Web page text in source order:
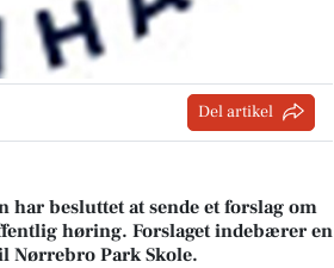
Del artikel
har besluttet at sende et forslag om
høring. Forslaget indebærer en
Nørrebro Park Skole.